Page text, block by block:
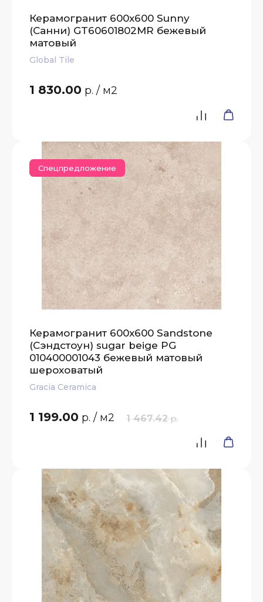
Керамогранит 600x600 Sunny
(Санни) GT60601802MR бежевый
матовый
Global Tile
1 830.00 р. / м2
Спецпредложение
Керамогранит 600x600 Sandstone
(Сэндстоун) sugar beige PG
010400001043 бежевый матовый
шероховатый
Gracia Ceramica
1 467.42 р.
1 199.00 р. / м2